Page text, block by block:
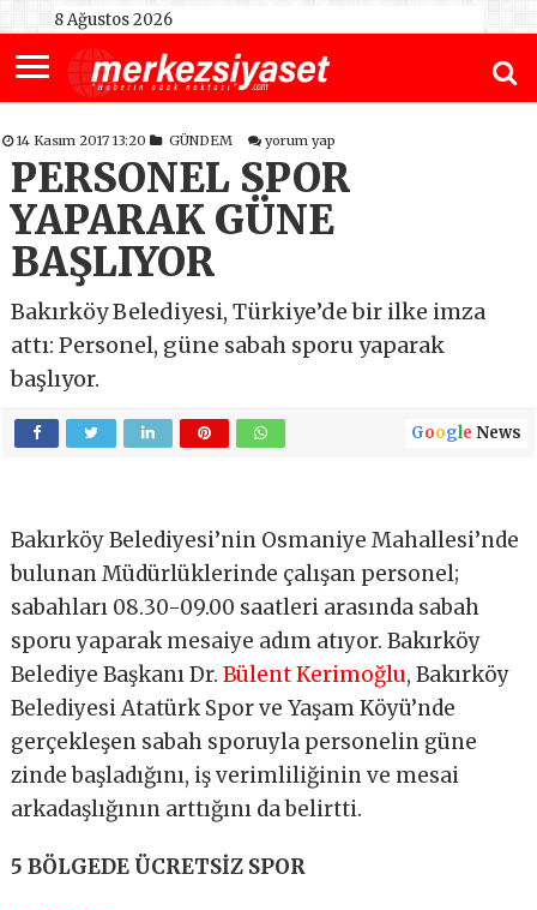
8 Ağustos 2026
14 Kasım 2017 13:20 GÜNDEM yorum yap
PERSONEL SPOR
YAPARAK GÜNE
BAŞLIYOR
Bakırköy Belediyesi, Türkiye’de bir ilke imza
attı: Personel, güne sabah sporu yaparak
başlıyor.
Google News
Bakırköy Belediyesi’nin Osmaniye Mahallesi’nde
bulunan Müdürlüklerinde çalışan personel;
sabahları 08.30-09.00 saatleri arasında sabah
sporu yaparak mesaiye adım atıyor. Bakırköy
Belediye Başkanı Dr.Bülent Kerimoğlu, Bakırköy
Belediyesi Atatürk Spor ve Yaşam Köyü’nde
gerçekleşen sabah sporuyla personelin güne
zinde başladığını, iş verimliliğinin ve mesai
arkadaşlığının arttığını da belirtti.
5 BÖLGEDE ÜCRETSİZ SPOR